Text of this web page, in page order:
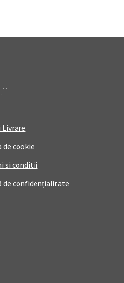
Livrare
de cookie
si conditii
de confidențialitate